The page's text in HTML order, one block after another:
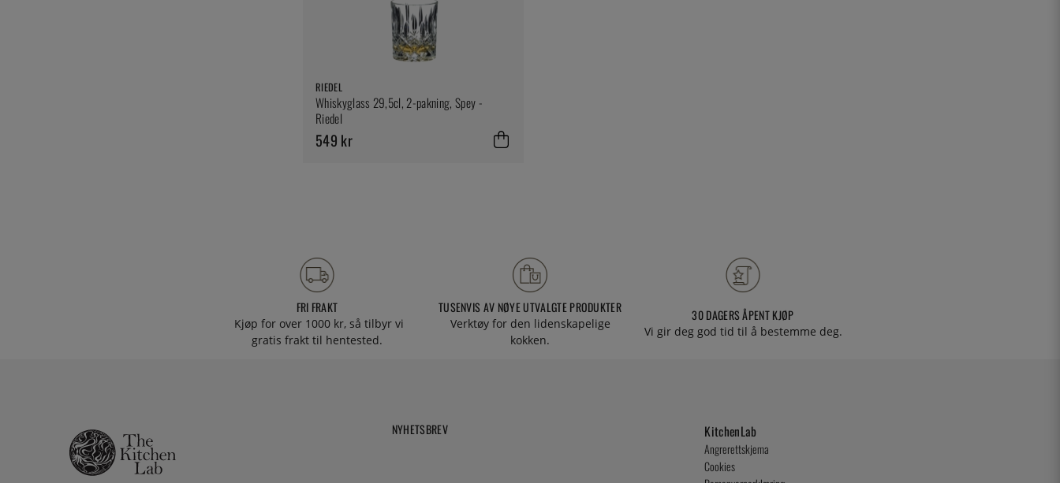
RIEDEL
Whiskyglass 29,5cl, 2-pakning, Spey -
Riedel
549 kr
FRI FRAKT
Kjøp for over 1000 kr, så tilbyr vi
gratis frakt til hentested.
TUSENVIS AV NØYE UTVALGTE PRODUKTER
Verktøy for den lidenskapelige
kokken.
30 DAGERS ÅPENT KJØP
Vi gir deg god tid til å bestemme deg.
NYHETSBREV KitchenLab
Angrerettskjema
Cookies